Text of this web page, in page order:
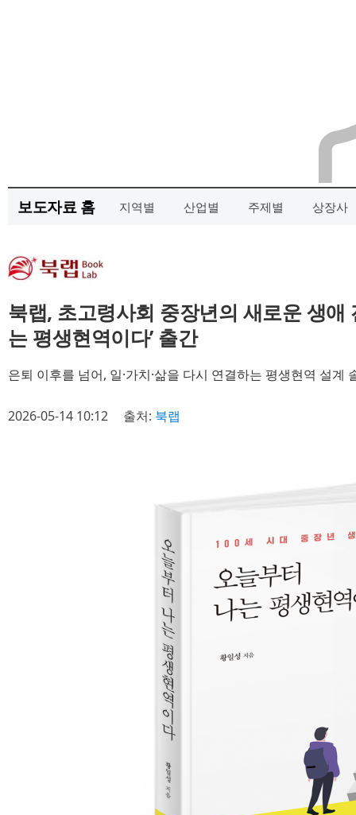
보도자료 홈 지역별 산업별 주제별 상장사
북랩, 초고령사회 중장년의 새로운 생애
는 평생현역이다’ 출간
은퇴 이후를 넘어, 일·가치·삶을 다시 연결하는 평생현역 설계
2026-05-14 10:12 출처: 북랩